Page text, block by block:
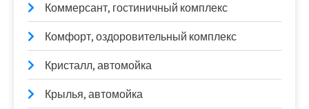
Коммерсант, гостиничный комплекс
Комфорт, оздоровительный комплекс
Кристалл, автомойка
Крылья, автомойка